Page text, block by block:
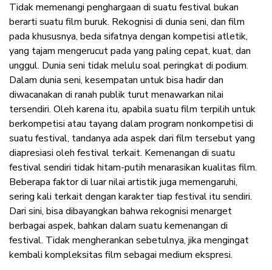
Tidak memenangi penghargaan di suatu festival bukan
berarti suatu film buruk. Rekognisi di dunia seni, dan film
pada khususnya, beda sifatnya dengan kompetisi atletik,
yang tajam mengerucut pada yang paling cepat, kuat, dan
unggul. Dunia seni tidak melulu soal peringkat di podium.
Dalam dunia seni, kesempatan untuk bisa hadir dan
diwacanakan di ranah publik turut menawarkan nilai
tersendiri. Oleh karena itu, apabila suatu film terpilih untuk
berkompetisi atau tayang dalam program nonkompetisi di
suatu festival, tandanya ada aspek dari film tersebut yang
diapresiasi oleh festival terkait. Kemenangan di suatu
festival sendiri tidak hitam-putih menarasikan kualitas film.
Beberapa faktor di luar nilai artistik juga memengaruhi,
sering kali terkait dengan karakter tiap festival itu sendiri.
Dari sini, bisa dibayangkan bahwa rekognisi menarget
berbagai aspek, bahkan dalam suatu kemenangan di
festival. Tidak mengherankan sebetulnya, jika mengingat
kembali kompleksitas film sebagai medium ekspresi.